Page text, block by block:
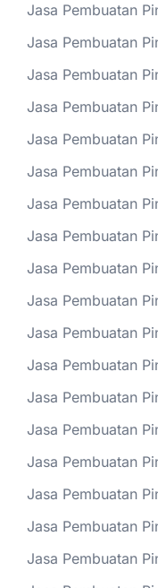
Jasa Pembuatan
Jasa Pembuatan
Jasa Pembuatan
Jasa Pembuatan
Jasa Pembuatan
Jasa Pembuatan
Jasa Pembuatan
Jasa Pembuatan
Jasa Pembuatan
Jasa Pembuatan
Jasa Pembuatan
Jasa Pembuatan
Jasa Pembuatan
Jasa Pembuatan
Jasa Pembuatan
Jasa Pembuatan
Jasa Pembuatan
Jasa Pembuatan